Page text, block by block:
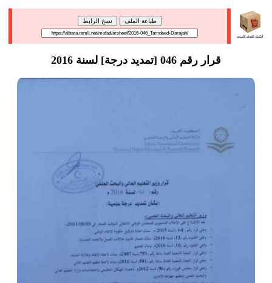
طباعة الملف نسخ الرابط
قرار رقم 046 [تمديد درجة] لسنة 2016